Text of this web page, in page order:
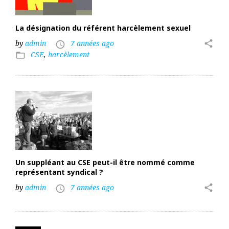
La désignation du référent harcèlement sexuel
by admin access_time 7 années ago
folder_open CSE, harcèlement
share
Un suppléant au CSE peut-il être nommé comme
représentant syndical ?
by admin access_time 7 années ago share